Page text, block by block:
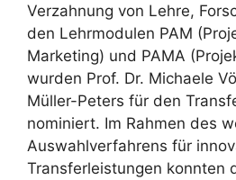
Verzahnung von Lehre,
den Lehrmodulen PAM
Marketing) und PAMA
wurden Prof. Dr. Michaele
Müller-Peters für den
nominiert. Im Rahmen des
Auswahlverfahrens für
Transferleistungen konnten